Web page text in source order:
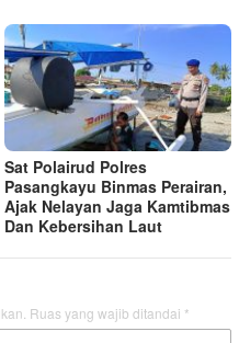
Sat Polairud Polres
Pasangkayu Binmas Perairan,
Ajak Nelayan Jaga Kamtibmas
Dan Kebersihan Laut
Ruas yang wajib ditandai *